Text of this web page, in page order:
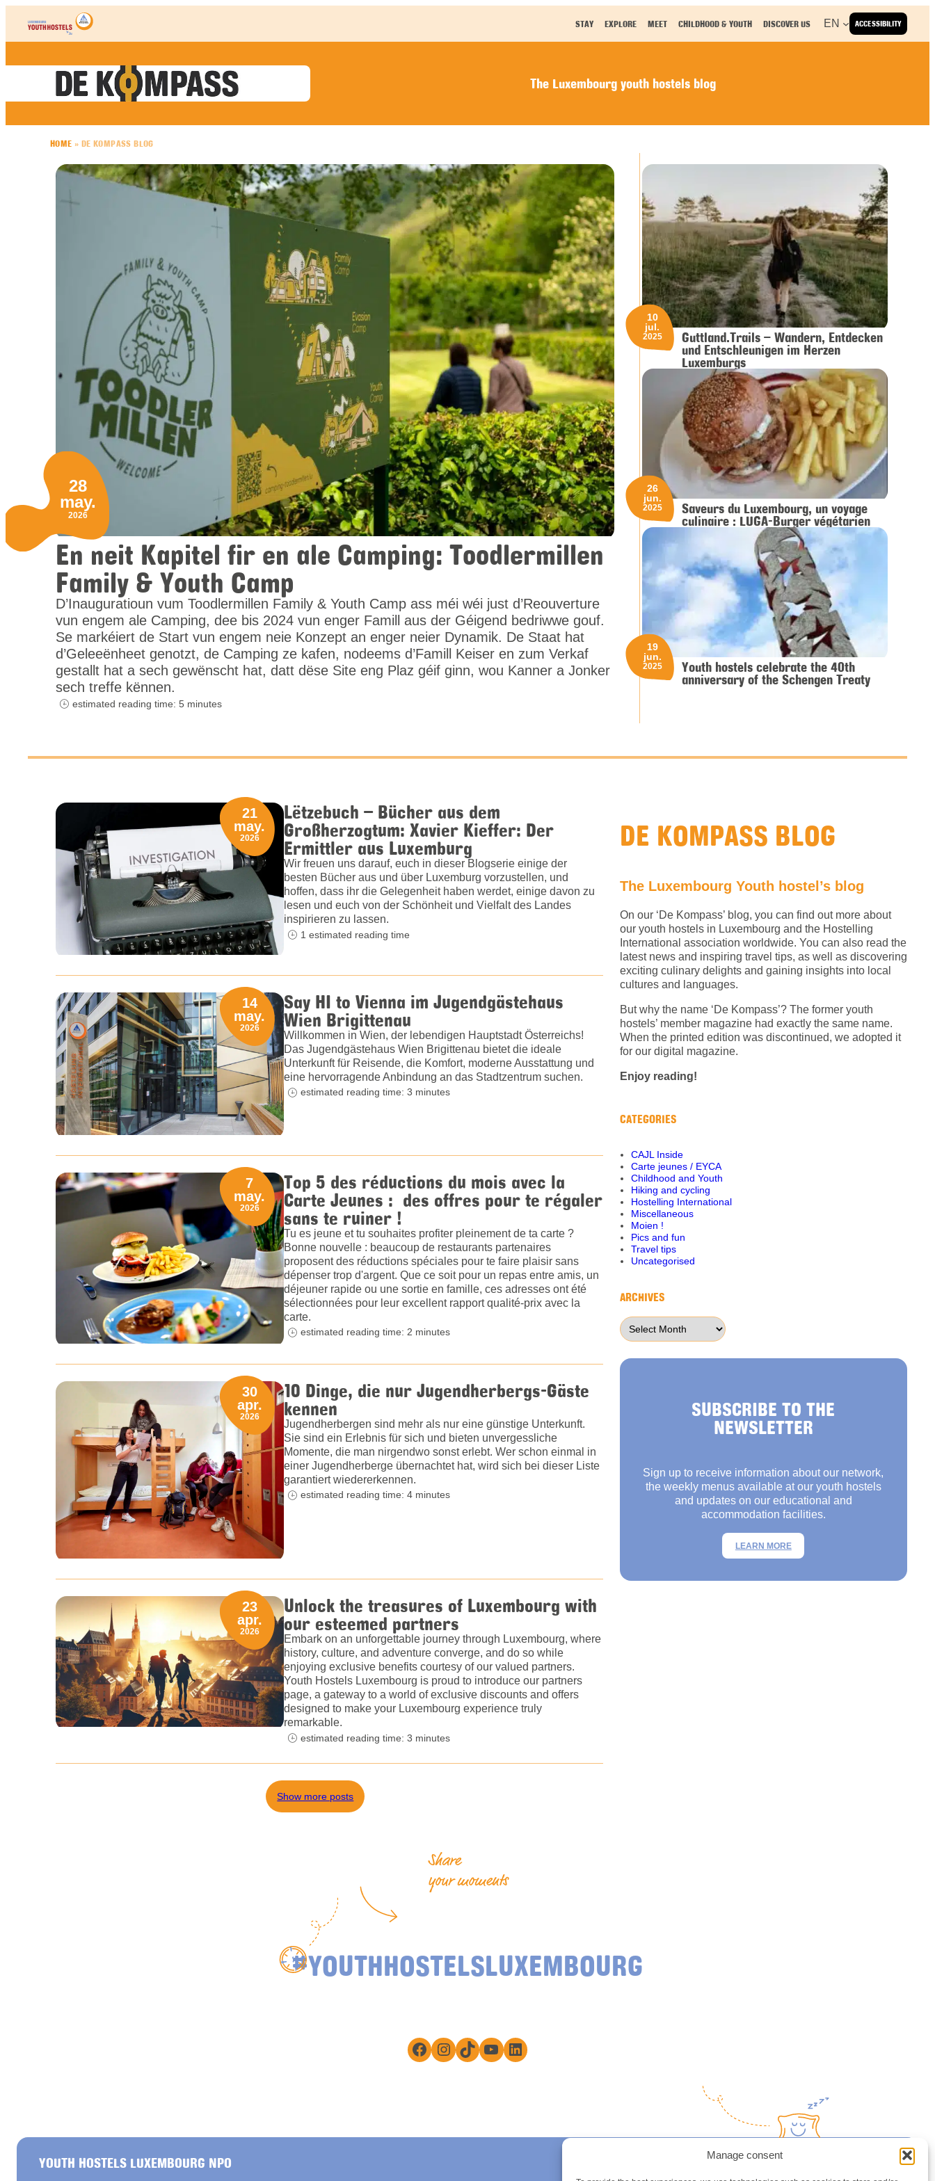
Manage consent
ACCESSIBILITY
STAY EXPLORE MEET CHILDHOOD & YOUTH DISCOVER US EN
The Luxembourg youth hostels blog
HOME » DE KOMPASS BLOG
En neit Kapitel fir en ale Camping: Toodlermillen
Family & Youth Camp
D’Inauguratioun vum Toodlermillen Family & Youth Camp ass méi wéi just d’Reouverture
vun engem ale Camping, dee bis 2024 vun enger Famill aus der Géigend bedriwwe gouf.
Se markéiert de Start vun engem neie Konzept an enger neier Dynamik. De Staat hat
d’Geleeënheet genotzt, de Camping ze kafen, nodeems d’Famill Keiser en zum Verkaf
gestallt hat a sech gewënscht hat, datt dëse Site eng Plaz géif ginn, wou Kanner a Jonker
sech treffe kënnen.
28
may.
2026
estimated reading time: 5 minutes
Guttland.Trails – Wandern, Entdecken
und Entschleunigen im Herzen
Luxemburgs
10
jul.
2025
Saveurs du Luxembourg, un voyage
culinaire : LUGA-Burger végétarien
26
jun.
2025
Youth hostels celebrate the 40th
anniversary of the Schengen Treaty
19
jun.
2025
Lëtzebuch – Bücher aus dem
Großherzogtum: Xavier Kieffer: Der
Ermittler aus Luxemburg
Wir freuen uns darauf, euch in dieser Blogserie einige der
besten Bücher aus und über Luxemburg vorzustellen, und
hoffen, dass ihr die Gelegenheit haben werdet, einige davon zu
lesen und euch von der Schönheit und Vielfalt des Landes
inspirieren zu lassen.
21
may.
2026
1 estimated reading time
Say HI to Vienna im Jugendgästehaus
Wien Brigittenau
Willkommen in Wien, der lebendigen Hauptstadt Österreichs!
Das Jugendgästehaus Wien Brigittenau bietet die ideale
Unterkunft für Reisende, die Komfort, moderne Ausstattung und
eine hervorragende Anbindung an das Stadtzentrum suchen.
14
may.
2026
estimated reading time: 3 minutes
Top 5 des réductions du mois avec la
Carte Jeunes : des offres pour te régaler
sans te ruiner !
Tu es jeune et tu souhaites profiter pleinement de ta carte ?
Bonne nouvelle : beaucoup de restaurants partenaires
proposent des réductions spéciales pour te faire plaisir sans
dépenser trop d'argent. Que ce soit pour un repas entre amis, un
déjeuner rapide ou une sortie en famille, ces adresses ont été
sélectionnées pour leur excellent rapport qualité-prix avec la
carte.
7
may.
2026
estimated reading time: 2 minutes
10 Dinge, die nur Jugendherbergs-Gäste
kennen
Jugendherbergen sind mehr als nur eine günstige Unterkunft.
Sie sind ein Erlebnis für sich und bieten unvergessliche
Momente, die man nirgendwo sonst erlebt. Wer schon einmal in
einer Jugendherberge übernachtet hat, wird sich bei dieser Liste
garantiert wiedererkennen.
30
apr.
2026
estimated reading time: 4 minutes
Unlock the treasures of Luxembourg with
our esteemed partners
Embark on an unforgettable journey through Luxembourg, where
history, culture, and adventure converge, and do so while
enjoying exclusive benefits courtesy of our valued partners.
Youth Hostels Luxembourg is proud to introduce our partners
page, a gateway to a world of exclusive discounts and offers
designed to make your Luxembourg experience truly
remarkable.
23
apr.
2026
estimated reading time: 3 minutes
Show more posts
DE KOMPASS BLOG
The Luxembourg Youth hostel’s blog
On our ‘De Kompass’ blog, you can find out more about
our youth hostels in Luxembourg and the Hostelling
International association worldwide. You can also read the
latest news and inspiring travel tips, as well as discovering
exciting culinary delights and gaining insights into local
cultures and languages.
But why the name ‘De Kompass’? The former youth
hostels’ member magazine had exactly the same name.
When the printed edition was discontinued, we adopted it
for our digital magazine.
Enjoy reading!
CATEGORIES
CAJL Inside
Carte jeunes / EYCA
Childhood and Youth
Hiking and cycling
Hostelling International
Miscellaneous
Moien !
Pics and fun
Travel tips
Uncategorised
ARCHIVES
Archives
SUBSCRIBE TO THE
NEWSLETTER
Sign up to receive information about our network,
the weekly menus available at our youth hostels
and updates on our educational and
accommodation facilities.
LEARN MORE
Share
your moments
#YOUTHHOSTELSLUXEMBOURG
Facebook
Instagram
TikTokYouTube
LinkedIn
YOUTH HOSTELS LUXEMBOURG NPO